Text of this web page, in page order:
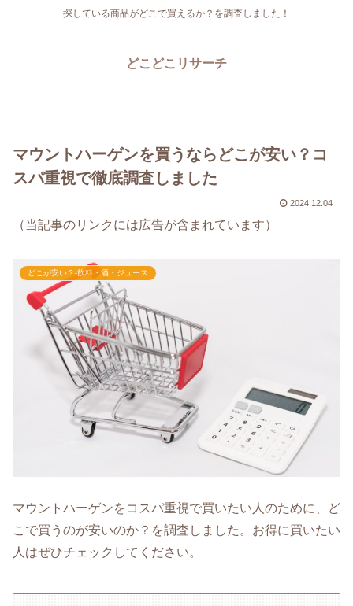
探している商品がどこで買えるか？を調査しました！
どこどこリサーチ
マウントハーゲンを買うならどこが安い？コ
スパ重視で徹底調査しました
2024.12.04
（当記事のリンクには広告が含まれています）
どこが安い？-飲料・酒・ジュース
マウントハーゲンをコスパ重視で買いたい人のために、ど
こで買うのが安いのか？を調査しました。お得に買いたい
人はぜひチェックしてください。